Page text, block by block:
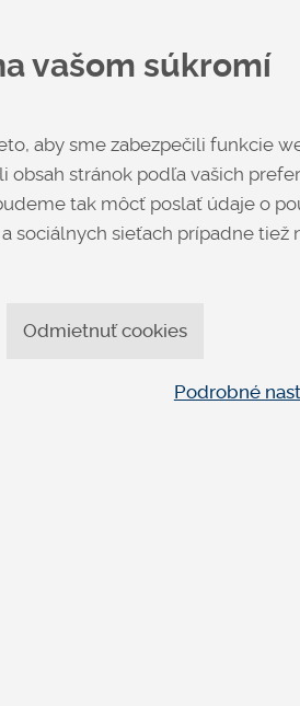
horizontálne alebo vertikálne
alebo sklo, hliníkové alebo
v ponuke aj množstvo iného
vašom súkromí
aby sme zabezpečili funkcie
obsah stránok podľa vašich
tak môcť poslať údaje o
sociálnych sieťach prípadne tiež
Odmietnuť cookies
Podrobné